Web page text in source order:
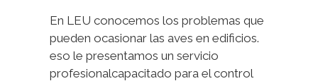
En LEU conocemos los problemas que
pueden ocasionar las aves en edificios.
eso le presentamos un servicio
profesionalcapacitado para el control